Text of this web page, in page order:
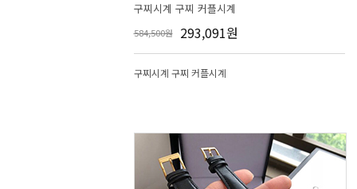
구찌시계 구찌 커플시계
584,500원 293,091원
구찌시계 구찌 커플시계